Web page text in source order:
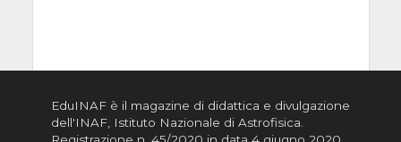
EduINAF è il magazine di didattica e divulgazione
dell'INAF, Istituto Nazionale di Astrofisica